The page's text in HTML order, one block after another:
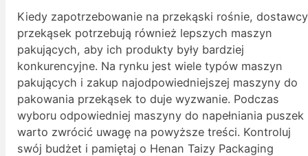
Kiedy zapotrzebowanie na przekąski rośnie, dostawcy
przekąsek potrzebują również lepszych maszyn
pakujących, aby ich produkty były bardziej
konkurencyjne. Na rynku jest wiele typów maszyn
pakujących i zakup najodpowiedniejszej maszyny do
pakowania przekąsek to duje wyzwanie. Podczas
wyboru odpowiedniej maszyny do napełniania puszek
warto zwrócić uwagę na powyższe treści. Kontroluj
swój budżet i pamiętaj o Henan Taizy Packaging